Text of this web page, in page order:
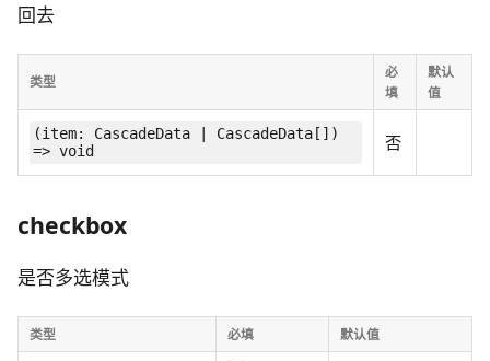
回去
类型
必
填
默认
值
(item: CascadeData | CascadeData[])
=> void
否
checkbox
是否多选模式
类型 必填 默认值